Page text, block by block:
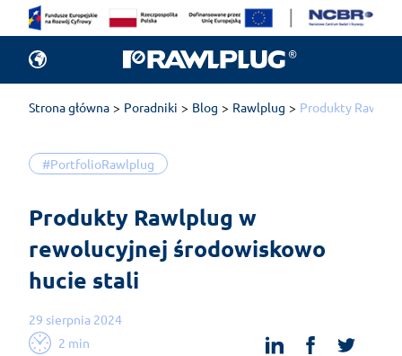
Strona główna Poradniki Blog Rawlplug Produkty
#PortfolioRawlplug
Produkty Rawlplug w
rewolucyjnej środowiskowo
hucie stali
29 sierpnia 2024
2 min
linkedinfacebook